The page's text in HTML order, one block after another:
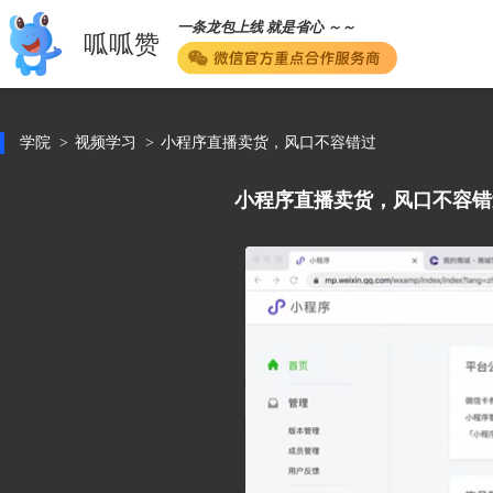
呱呱赞
一条龙包上线 就是省心 ～～
学院 视频学习 小程序直播卖货，风口不容错过
小程序直播卖货，风口不容